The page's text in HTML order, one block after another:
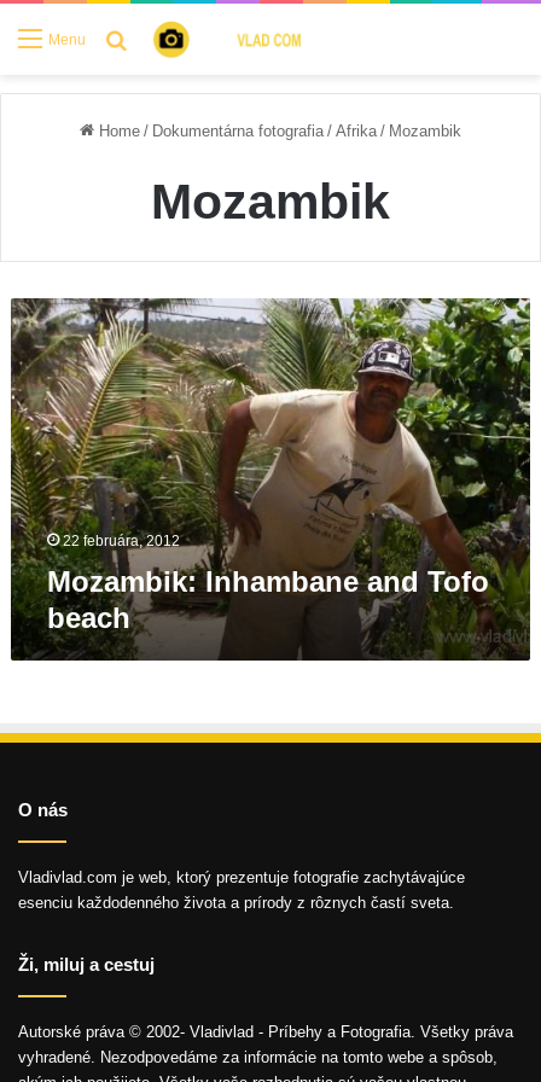
Menu Search for
Home / Dokumentárna fotografia / Afrika / Mozambik
Mozambik
Mozambik:
Inhambane
and
Tofo
beach
22 februára, 2012
Mozambik: Inhambane and Tofo
beach
O nás
Vladivlad.com je web, ktorý prezentuje fotografie zachytávajúce
esenciu každodenného života a prírody z rôznych častí sveta.
Ži, miluj a cestuj
Autorské práva © 2002- Vladivlad - Príbehy a Fotografia. Všetky práva
vyhradené. Nezodpovedáme za informácie na tomto webe a spôsob,